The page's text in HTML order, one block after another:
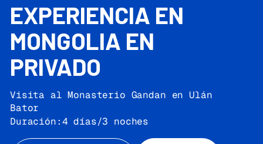
EXPERIENCIA EN
MONGOLIA EN
PRIVADO
Visita al Monasterio Gandan en Ulán
Bator
Duración:4 días/3 noches